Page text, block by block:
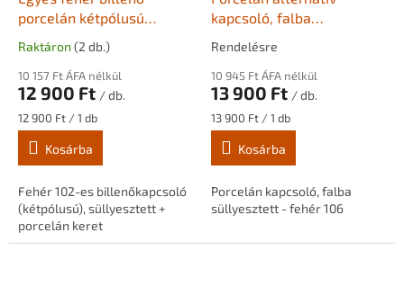
porcelán kétpólusú
kapcsoló, fehér kerettel
Raktáron (2 db.)
10 157 Ft ÁFA nélkül
12 900 Ft / db.
Egységár:
12 900 Ft / 1 db
Kosárba
Fehér 102-es billenőkapcsoló
(kétpólusú), süllyesztett +
porcelán keret
kapcsoló, falba
BONOLO + Keret
Rendelésre
10 945 Ft ÁFA nélkül
13 900 Ft / db.
Egységár:
13 900 Ft / 1 db
Kosárba
Porcelán kapcsoló, falba
süllyesztett - fehér 106